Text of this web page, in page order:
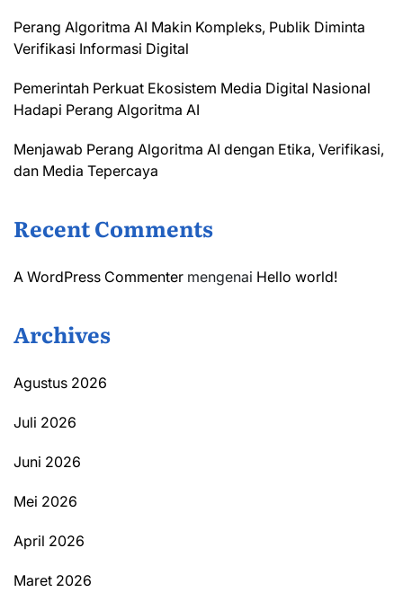
Perang Algoritma AI Makin Kompleks, Publik Diminta
Verifikasi Informasi Digital
Pemerintah Perkuat Ekosistem Media Digital Nasional
Hadapi Perang Algoritma AI
Menjawab Perang Algoritma AI dengan Etika, Verifikasi,
dan Media Tepercaya
Recent Comments
A WordPress Commenter mengenai Hello world!
Archives
Agustus 2026
Juli 2026
Juni 2026
Mei 2026
April 2026
Maret 2026